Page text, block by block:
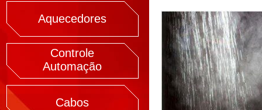
Aquecedores
Controle
Automação
Cabos